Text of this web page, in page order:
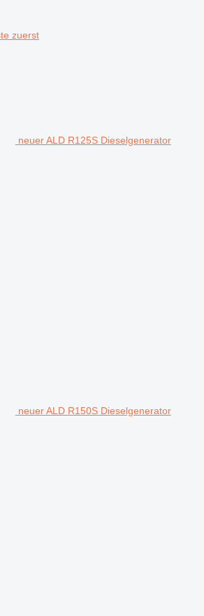
zuerst
neuer ALD R125S Dieselgenerator
neuer ALD R150S Dieselgenerator